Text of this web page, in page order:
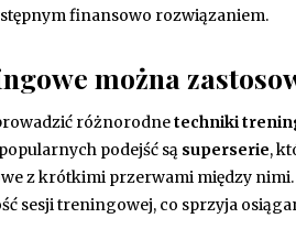
finansowo rozwiązaniem.
można
różnorodnetechniki
podejść są superserie,
z krótkimi przerwami między nimi.
sesji treningowej, co sprzyja